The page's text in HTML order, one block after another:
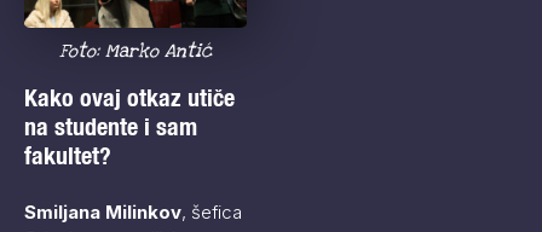
Foto: Marko Antić
Kako ovaj otkaz utiče
na studente i sam
fakultet?
Smiljana Milinkov, šefica